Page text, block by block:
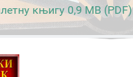
књигу 0,9 MB (PDF)